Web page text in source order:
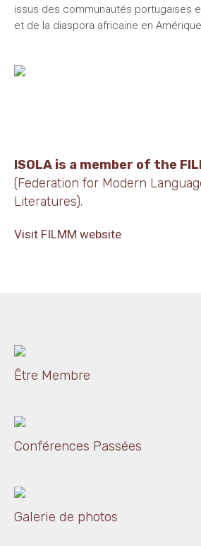
issus des communautés portugaises
et de la diaspora africaine en Amérique.
ISOLA is a member of the
(Federation for Modern
Literatures).
Visit FILMM website
Être Membre
Conférences Passées
Galerie de photos